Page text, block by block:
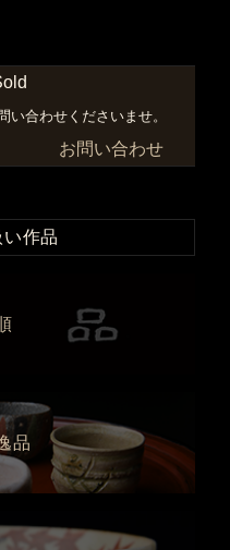
い合わせくださいませ。
お問い合わせ
作品
品